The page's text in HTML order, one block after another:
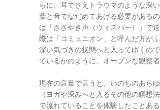
らに、耳でさえトラウマのような深
葉と音でなだめてあげる必要がある
は「ささやき声（ウィスパー）」で
際は「コミュニオン」と呼んだ方が
深い気づきの状態へと入ってゆくの
ているかのように、オープンな観察
現在の言葉で言うと、いのちのあら
（ヨガや深みへと入るその他の瞑想
で流れていることを体験したことあ